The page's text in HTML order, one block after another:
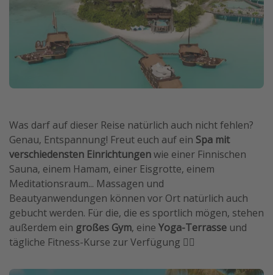
Was darf auf dieser Reise natürlich auch nicht fehlen?
Genau, Entspannung! Freut euch auf ein Spa mit
verschiedensten Einrichtungenwie einer Finnischen
Sauna, einem Hamam, einer Eisgrotte, einem
Meditationsraum... Massagen und
Beautyanwendungen können vor Ort natürlich auch
gebucht werden. Für die, die es sportlich mögen, stehen
außerdem ein großes Gym, eine Yoga-Terrasse und
tägliche Fitness-Kurse zur Verfügung 🧘‍♀️